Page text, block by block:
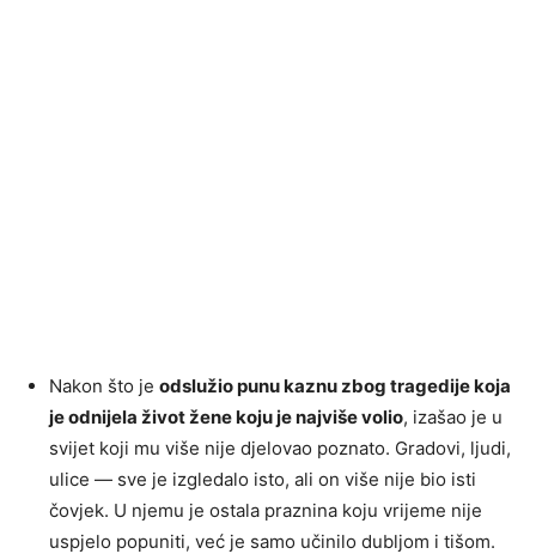
Nakon što je odslužio punu kaznu zbog tragedije koja
je odnijela život žene koju je najviše volio, izašao je u
svijet koji mu više nije djelovao poznato. Gradovi, ljudi,
ulice — sve je izgledalo isto, ali on više nije bio isti
čovjek. U njemu je ostala praznina koju vrijeme nije
uspjelo popuniti, već je samo učinilo dubljom i tišom.